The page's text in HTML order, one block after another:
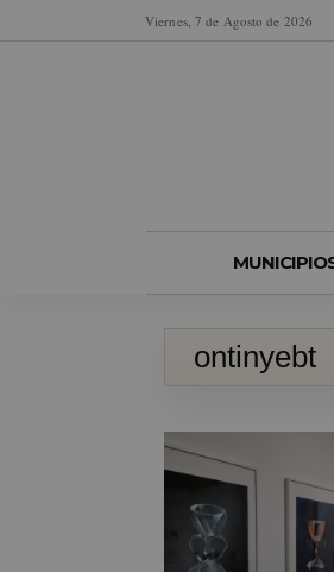
Viernes, 7 de Agosto de 2026
ontinyebt